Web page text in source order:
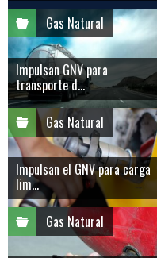
Gas Natural
Impulsan GNV para
transporte d...
Gas Natural
Impulsan el GNV para carga
lim...
Gas Natural